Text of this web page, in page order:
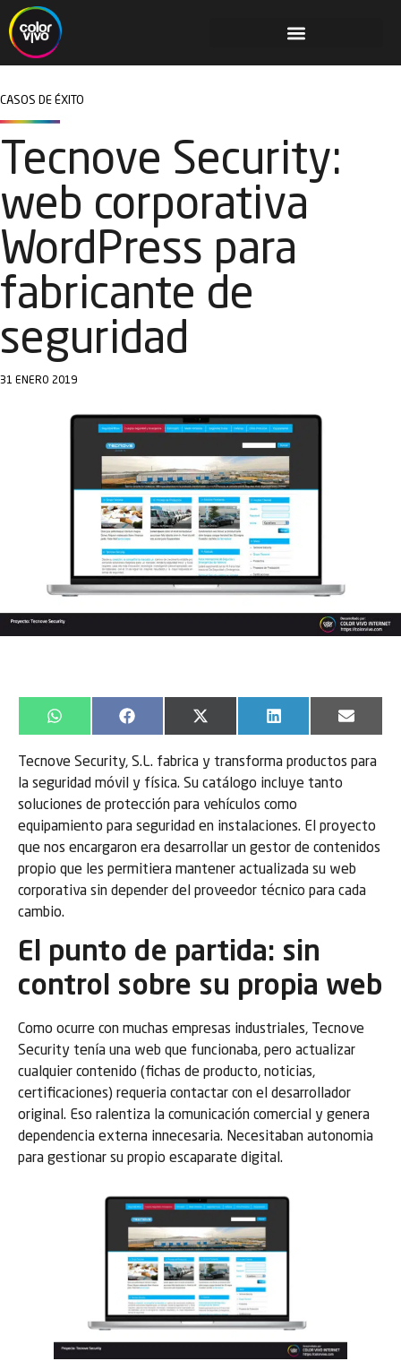
CASOS DE ÉXITO
Tecnove Security:
web corporativa
WordPress para
fabricante de
seguridad
31 ENERO 2019
WhatsApp Facebook
X
(Twitter)
LinkedIn Email
Tecnove Security, S.L. fabrica y transforma productos para
la seguridad móvil y física. Su catálogo incluye tanto
soluciones de protección para vehículos como
equipamiento para seguridad en instalaciones. El proyecto
que nos encargaron era desarrollar un gestor de contenidos
propio que les permitiera mantener actualizada su web
corporativa sin depender del proveedor técnico para cada
cambio.
El punto de partida: sin
control sobre su propia web
Como ocurre con muchas empresas industriales, Tecnove
Security tenía una web que funcionaba, pero actualizar
cualquier contenido (fichas de producto, noticias,
certificaciones) requeria contactar con el desarrollador
original. Eso ralentiza la comunicación comercial y genera
dependencia externa innecesaria. Necesitaban autonomia
para gestionar su propio escaparate digital.